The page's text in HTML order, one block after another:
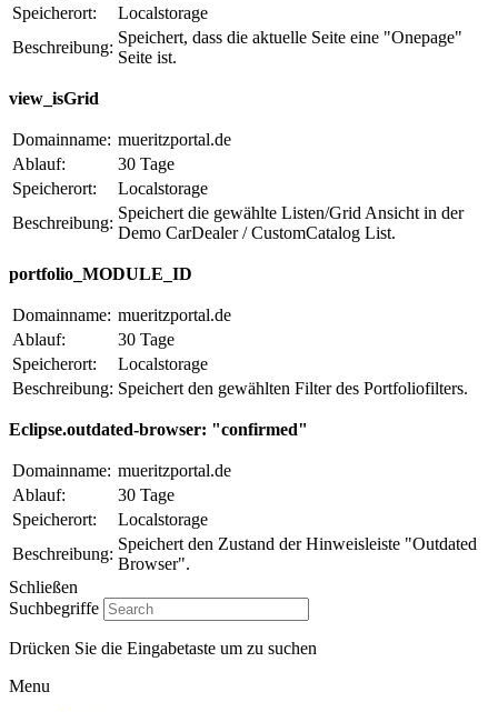
Speicherort:
Localstorage
Beschreibung:
Speichert, dass die aktuelle Seite eine "Onepage"
Seite ist.
view_isGrid
Domainname: mueritzportal.de
Ablauf:
30 Tage
Speicherort:
Localstorage
Beschreibung:
Speichert die gewählte Listen/Grid Ansicht in der
Demo CarDealer / CustomCatalog List.
portfolio_MODULE_ID
Domainname: mueritzportal.de
Ablauf:
30 Tage
Speicherort:
Localstorage
Beschreibung: Speichert den gewählten Filter des Portfoliofilters.
Eclipse.outdated-browser: "confirmed"
Domainname: mueritzportal.de
Ablauf:
30 Tage
Speicherort:
Localstorage
Beschreibung:
Speichert den Zustand der Hinweisleiste "Outdated
Browser".
Schließen
Suchbegriffe
Drücken Sie die Eingabetaste um zu suchen
Menu